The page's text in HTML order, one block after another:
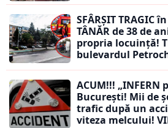
SFÂRȘIT TRAGIC
TÂNĂR de 38 de
propria locuință!
bulevardul
ACUM!!! „INFERN
București! Mii de
trafic după un
viteza melcului!